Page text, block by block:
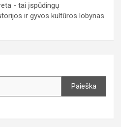
- tai įspūdingų
ir gyvos kultūros lobynas.
Paieška